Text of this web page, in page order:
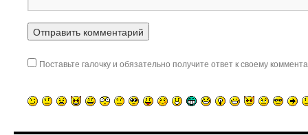
Поставьте галочку и обязательно получите ответ к своему